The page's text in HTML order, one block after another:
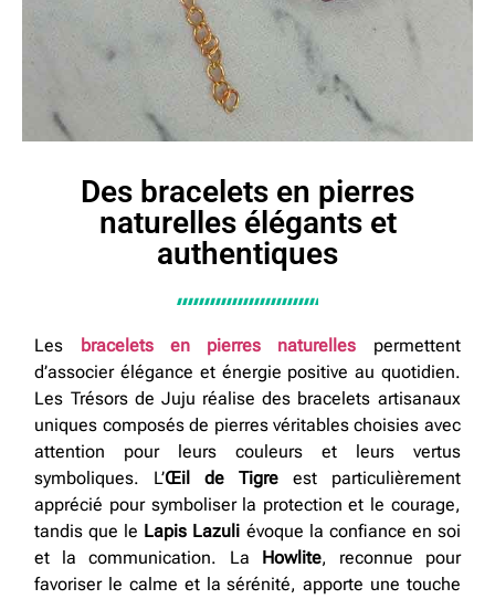
Des bracelets en pierres
naturelles élégants et
authentiques
Les bracelets en pierres naturelles permettent
d’associer élégance et énergie positive au quotidien.
Les Trésors de Juju réalise des bracelets artisanaux
uniques composés de pierres véritables choisies avec
attention pour leurs couleurs et leurs vertus
symboliques. L’Œil de Tigreest particulièrement
apprécié pour symboliser la protection et le courage,
tandis que le Lapis Lazuli évoque la confiance en soi
et la communication. La Howlite, reconnue pour
favoriser le calme et la sérénité, apporte une touche